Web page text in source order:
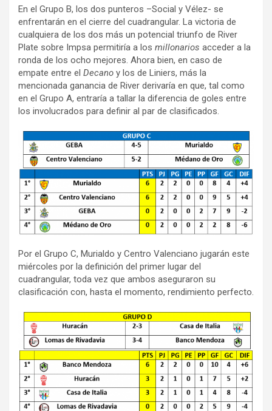
En el Grupo B, los dos punteros –Social y Vélez- se
enfrentarán en el cierre del cuadrangular. La victoria de
cualquiera de los dos más un potencial triunfo de River
Plate sobre Impsa permitiría a los millonarios acceder a la
ronda de los ocho mejores. Ahora bien, en caso de
empate entre el Decano y los de Liniers, más la
mencionada ganancia de River derivaría en que, tal como
en el Grupo A, entraría a tallar la diferencia de goles entre
los involucrados para definir al par de clasificados.
Por el Grupo C, Murialdo y Centro Valenciano jugarán este
miércoles por la definición del primer lugar del
cuadrangular, toda vez que ambos aseguraron su
clasificación con, hasta el momento, rendimiento perfecto.